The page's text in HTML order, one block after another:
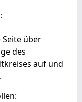
Seite über
des
auf und